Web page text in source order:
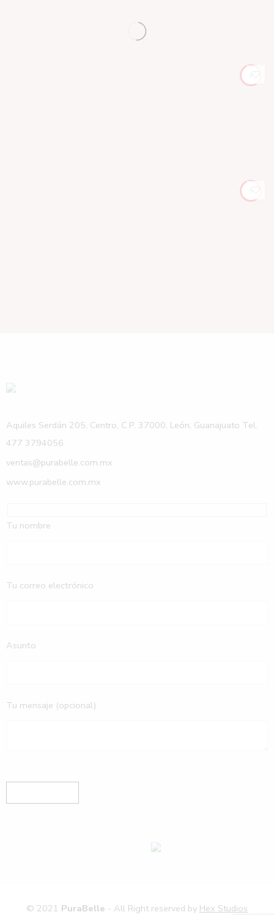
Aquiles Serdán 205, Centro, C.P. 37000, León, Guanajuato Tel.
477 3794056
ventas@purabelle.com.mx
www.purabelle.com.mx
Tu nombre
Tu correo electrónico
Asunto
Tu mensaje (opcional)
© 2021 PuraBelle - All Right reserved by Hex Studios